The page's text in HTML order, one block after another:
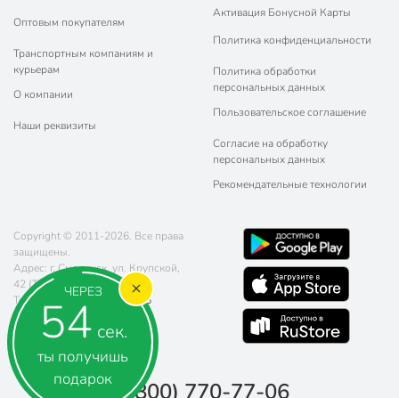
ЧЕРЕЗ
54 сек.
ты получишь
подарок
Оптовым покупателям
Транспортным компаниям и
курьерам
О компании
Наши реквизиты
Активация Бонусной Карты
Политика конфиденциальности
Политика обработки
персональных данных
Пользовательское соглашение
Согласие на обработку
персональных данных
Рекомендательные технологии
Copyright © 2011-2026. Все права
защищены.
Адрес: г. Смоленск, ул. Крупской,
42 (ТЦ "Остров")
Телефон:
8 (800) 770-77-06
Почта:sales@poryadok.ru
8 (800) 770-77-06